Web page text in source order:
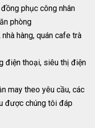
phục công nhân
phòng
hàng, quán cafe trà
điện thoại, siêu thị điện
may theo yêu cầu, các
được chúng tôi đáp